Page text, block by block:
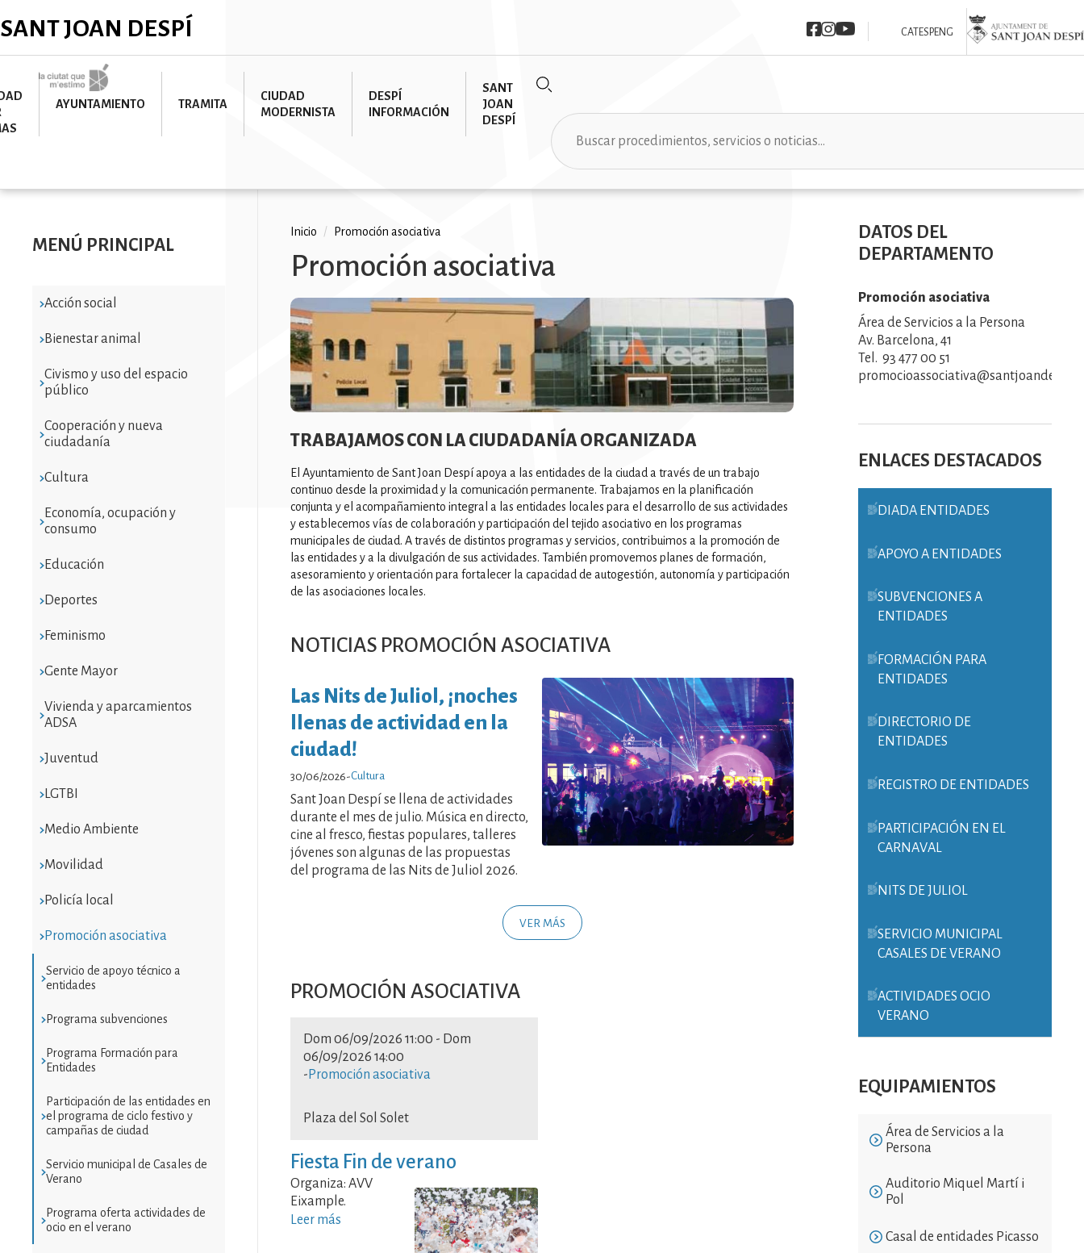
al
SANT JOAN DESPÍ Imatge
Imatge
Imatge CAT ESPENG
Imatge
Imatge
AYUNTAMIENTO TRAMITA
CIUDAD
MODERNISTA
DESPÍ
INFORMACIÓN
SANT
JOAN
DESPÍ
Buscar
MENÚ PRINCIPAL
Acción social
Bienestar animal
Civismo y uso del espacio
público
Cooperación y nueva
ciudadanía
Cultura
Economía, ocupación y
consumo
Educación
Deportes
Feminismo
Gente Mayor
Vivienda y aparcamientos
ADSA
Juventud
LGTBI
Medio Ambiente
Movilidad
Policía local
Promoción asociativa
Servicio de apoyo técnico a
entidades
Programa subvenciones
Programa Formación para
Entidades
Participación de las entidades en
el programa de ciclo festivo y
campañas de ciudad
Servicio municipal de Casales de
Verano
Programa oferta actividades de
ocio en el verano
Ruta
de
Inicio / Promoción asociativa
Promoción asociativa
TRABAJAMOS CON LA CIUDADANÍA ORGANIZADA
El Ayuntamiento de Sant Joan Despí apoya a las entidades de la ciudad a través de un trabajo
continuo desde la proximidad y la comunicación permanente. Trabajamos en la planificación
conjunta y el acompañamiento integral a las entidades locales para el desarrollo de sus actividades
y establecemos vías de colaboración y participación del tejido asociativo en los programas
municipales de ciudad. A través de distintos programas y servicios, contribuimos a la promoción de
las entidades y a la divulgación de sus actividades. También promovemos planes de formación,
asesoramiento y orientación para fortalecer la capacidad de autogestión, autonomía y participación
de las asociaciones locales.
NOTICIAS PROMOCIÓN ASOCIATIVA
Las Nits de Juliol, ¡noches
llenas de actividad en la
ciudad!
30/06/2026-Cultura
Sant Joan Despí se llena de actividades
durante el mes de julio. Música en directo,
cine al fresco, fiestas populares, talleres
jóvenes son algunas de las propuestas
del programa de las Nits de Juliol 2026.
VER MÁS
PROMOCIÓN ASOCIATIVA
Dom 06/09/2026 11:00 - Dom
06/09/2026 14:00
- Promoción asociativa
Plaza del Sol Solet
Fiesta Fin de verano
Organiza: AVV
Eixample.
Leer más
DATOS DEL
DEPARTAMENTO
Promoción asociativa
Área de Servicios a la Persona
Av. Barcelona, 41
Tel. 93 477 00 51
ENLACES DESTACADOS
DIADA ENTIDADES
APOYO A ENTIDADES
SUBVENCIONES A
ENTIDADES
FORMACIÓN PARA
ENTIDADES
DIRECTORIO DE
ENTIDADES
REGISTRO DE ENTIDADES
PARTICIPACIÓN EN EL
CARNAVAL
NITS DE JULIOL
SERVICIO MUNICIPAL
CASALES DE VERANO
ACTIVIDADES OCIO
VERANO
EQUIPAMIENTOS
Área de Servicios a la
Persona
Auditorio Miquel Martí i
Pol
Casal de entidades Picasso